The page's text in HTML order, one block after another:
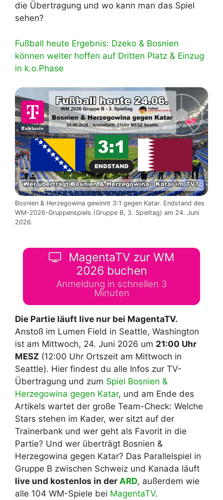
die Übertragung und wo kann man das Spiel
sehen?
Fußball heute Ergebnis: Dzeko & Bosnien
können weiter hoffen auf Dritten Platz & Einzug
in k.o.Phase
Bosnien & Herzegowina gewinnt 3:1 gegen Katar. Endstand des
WM-2026-Gruppenspiels (Gruppe B, 3. Spieltag) am 24. Juni
2026.
MagentaTV zur WM
2026 buchen
Anmeldung in schnellen 3
Minuten
Die Partie läuft live nur bei MagentaTV.
Anstoß im Lumen Field in Seattle, Washington
ist am Mittwoch, 24. Juni 2026 um 21:00 Uhr
MESZ (12:00 Uhr Ortszeit am Mittwoch in
Seattle). Hier findest du alle Infos zur TV-
Übertragung und zum Spiel Bosnien &
Herzegowina gegen Katar, und am Ende des
Artikels wartet der große Team-Check: Welche
Stars stehen im Kader, wer sitzt auf der
Trainerbank und wer geht als Favorit in die
Partie? Und wer überträgt Bosnien &
Herzegowina gegen Katar? Das Parallelspiel in
Gruppe B zwischen Schweiz und Kanada läuft
live und kostenlos in der ARD, außerdem wie
alle 104 WM-Spiele bei MagentaTV.